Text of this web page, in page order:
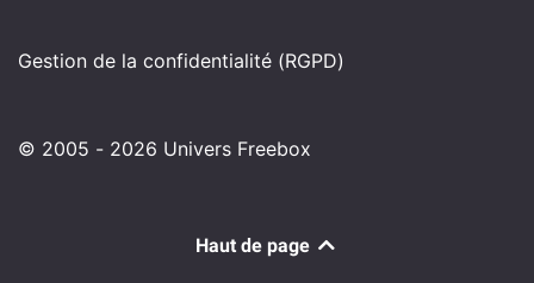
Gestion de la confidentialité (RGPD)
© 2005 - 2026 Univers Freebox
Haut de page